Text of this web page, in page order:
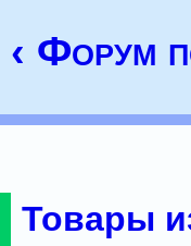
‹ Форум
Товары